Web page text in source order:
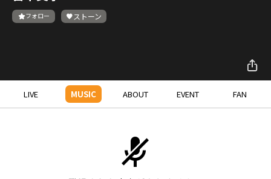
フォロー ストーン
LIVE MUSIC ABOUT EVENT FAN